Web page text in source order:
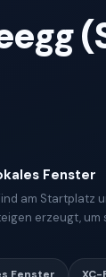
Fenster
am Startplatz
erzeugt,